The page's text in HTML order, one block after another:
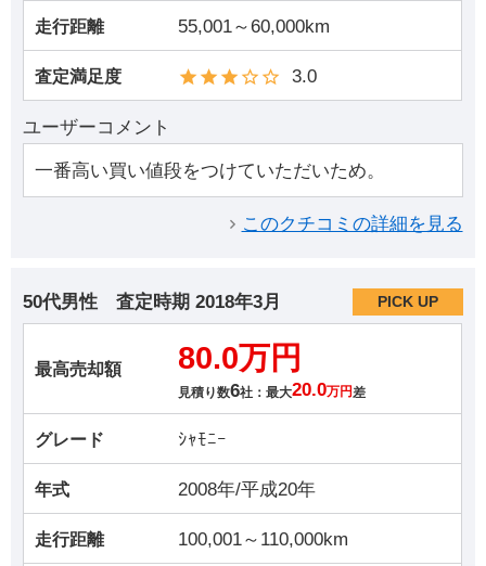
走行距離 55,001～60,000km
査定満足度 3.0
ユーザーコメント
一番高い買い値段をつけていただいため。
このクチコミの詳細を見る
50代男性 査定時期 2018年3月 PICK UP
最高売却額 80.0万円
見積り数6社：最大20.0万円 差
グレード ｼｬﾓﾆｰ
年式 2008年/平成20年
走行距離 100,001～110,000km